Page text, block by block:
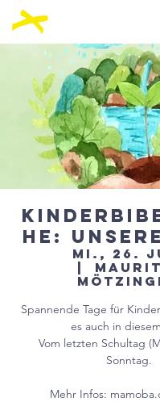
he:
Mi., 26.
Spannende Tage für
es auch in
Vom letzten Schultag
Sonntag.
Mehr Infos: